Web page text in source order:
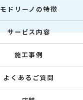
モドリーノの特徴
サービス内容
施工事例
よくあるご質問